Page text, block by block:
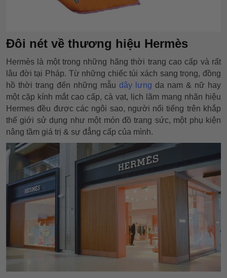
Đôi nét về thương hiệu Hermès
Hermès là một trong những hãng thời trang cao cấp và rất
lâu đời tại Pháp. Từ những chiếc túi xách sang trọng, đồng
hồ thời trang đến những mẫu dây lưng da nam & nữ hay
một cặp kính mắt cao cấp, cà vạt, lịch lãm mang nhãn hiệu
Hermes đều được các ngôi sao, người nổi tiếng trên khắp
thế giới sử dụng như một món đồ trang sức, một phụ kiện
nâng tầm giá trị & sự đẳng cấp của mình.